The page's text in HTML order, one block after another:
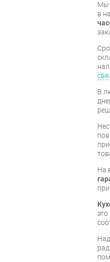
Мы
в
В
На